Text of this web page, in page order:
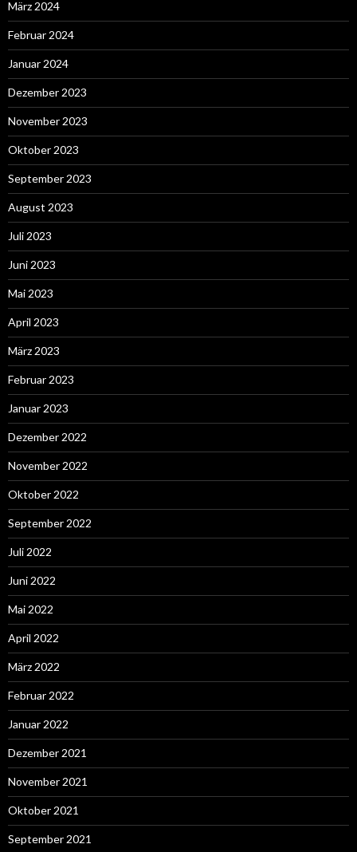
März 2024
Februar 2024
Januar 2024
Dezember 2023
November 2023
Oktober 2023
September 2023
August 2023
Juli 2023
Juni 2023
Mai 2023
April 2023
März 2023
Februar 2023
Januar 2023
Dezember 2022
November 2022
Oktober 2022
September 2022
Juli 2022
Juni 2022
Mai 2022
April 2022
März 2022
Februar 2022
Januar 2022
Dezember 2021
November 2021
Oktober 2021
September 2021